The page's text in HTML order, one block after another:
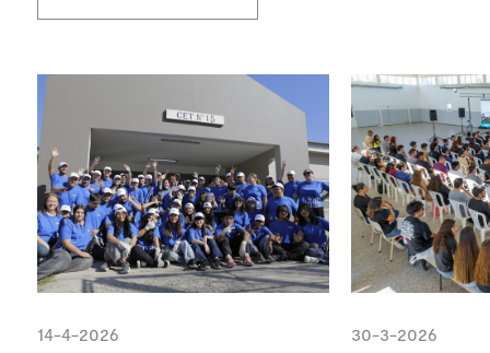
14-4-2026 30-3-2026